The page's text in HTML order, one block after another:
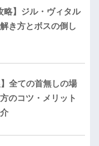
略】ジル・ヴィタル
き方とボスの倒し
】全ての首無しの場
のコツ・メリット